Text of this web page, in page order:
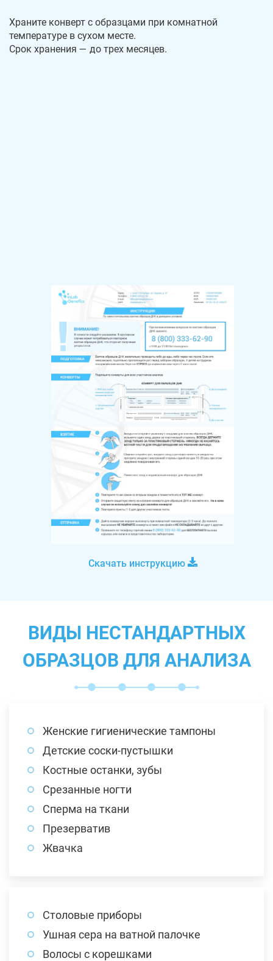
Храните конверт с образцами при комнатной
температуре в сухом месте.
Срок хранения — до трех месяцев.
Скачать инструкцию
ВИДЫ НЕСТАНДАРТНЫХ
ОБРАЗЦОВ ДЛЯ АНАЛИЗА
Женские гигиенические тампоны
Детские соски-пустышки
Костные останки, зубы
Срезанные ногти
Сперма на ткани
Презерватив
Жвачка
Столовые приборы
Ушная сера на ватной палочке
Волосы с корешками